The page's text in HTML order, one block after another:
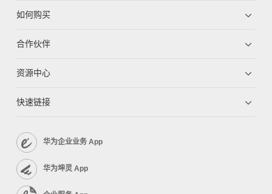
如何购买
合作伙伴
资源中心
快速链接
华为企业业务 App
华为坤灵 App